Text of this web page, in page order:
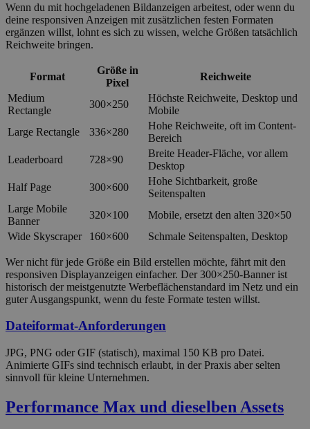
Wenn du mit hochgeladenen Bildanzeigen arbeitest, oder wenn du
deine responsiven Anzeigen mit zusätzlichen festen Formaten
ergänzen willst, lohnt es sich zu wissen, welche Größen tatsächlich
Reichweite bringen.
Format
Größe in
Pixel
Reichweite
Medium
Rectangle
300×250
Höchste Reichweite, Desktop und
Mobile
Large Rectangle
336×280
Hohe Reichweite, oft im Content-
Bereich
Leaderboard
728×90
Breite Header-Fläche, vor allem
Desktop
Half Page
300×600
Hohe Sichtbarkeit, große
Seitenspalten
Large Mobile
Banner
320×100
Mobile, ersetzt den alten 320×50
Wide Skyscraper
160×600 Schmale Seitenspalten, Desktop
Wer nicht für jede Größe ein Bild erstellen möchte, fährt mit den
responsiven Displayanzeigen einfacher. Der 300×250-Banner ist
historisch der meistgenutzte Werbeflächenstandard im Netz und ein
guter Ausgangspunkt, wenn du feste Formate testen willst.
Dateiformat-Anforderungen
JPG, PNG oder GIF (statisch), maximal 150 KB pro Datei.
Animierte GIFs sind technisch erlaubt, in der Praxis aber selten
sinnvoll für kleine Unternehmen.
Performance Max und dieselben Assets